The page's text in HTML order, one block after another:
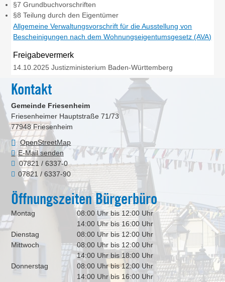
§7 Grundbuchvorschriften
§8 Teilung durch den Eigentümer
Allgemeine Verwaltungsvorschrift für die Ausstellung von
Bescheinigungen nach dem Wohnungseigentumsgesetz (AVA)
Freigabevermerk
14.10.2025 Justizministerium Baden-Württemberg
Kontakt
Gemeinde Friesenheim
Friesenheimer Hauptstraße 71/73
77948 Friesenheim
OpenStreetMap
E-Mail senden
07821 / 6337-0
07821 / 6337-90
Öffnungszeiten Bürgerbüro
Montag
08:00 Uhr bis 12:00 Uhr
14:00 Uhr bis 16:00 Uhr
Dienstag
08:00 Uhr bis 12:00 Uhr
Mittwoch
08:00 Uhr bis 12:00 Uhr
14:00 Uhr bis 18:00 Uhr
Donnerstag
08:00 Uhr bis 12:00 Uhr
14:00 Uhr bis 16:00 Uhr